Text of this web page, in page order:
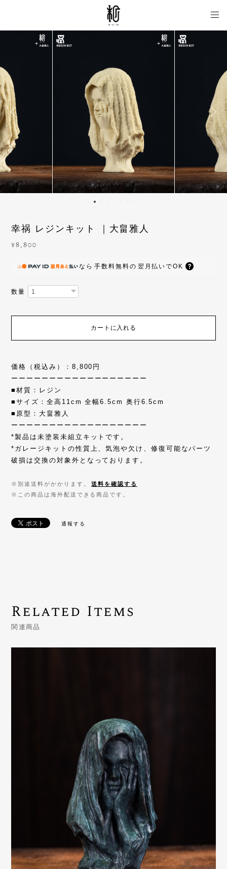
幸祸 レジンキット ｜大畠雅人
¥8,800
なら 手数料無料の 翌月払いでOK
数量
カートに入れる
価格（税込み）：8,800円
ーーーーーーーーーーーーーーーーーー
■材質：レジン
■サイズ：全高11cm 全幅6.5cm 奥行6.5cm
■原型：大畠雅人
ーーーーーーーーーーーーーーーーーー
*製品は未塗装未組立キットです。
*ガレージキットの性質上、気泡や欠け、修復可能なパーツ
破損は交換の対象外となっております。
※別途送料がかかります。
送料を確認する
※この商品は海外配送できる商品です。
通報する
Related Items
関連商品